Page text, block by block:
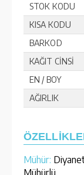
STOK KODU
KISA KODU
BARKOD
KAĞIT CİNSİ
EN / BOY
AĞIRLIK
Mühür:
Mühürlü